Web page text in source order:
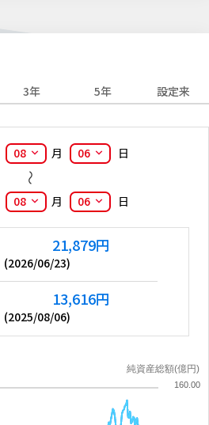
3年 5年 設定来
08 月 06 日
08 月 06 日
21,879円
(2026/06/23)
13,616円
(2025/08/06)
純資産総額(億円)
160.00